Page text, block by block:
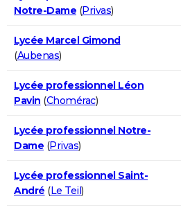
Notre-Dame (Privas)
Lycée Marcel Gimond
(Aubenas)
Lycée professionnel Léon
Pavin (Chomérac)
Lycée professionnel Notre-
Dame (Privas)
Lycée professionnel Saint-
André (Le Teil)